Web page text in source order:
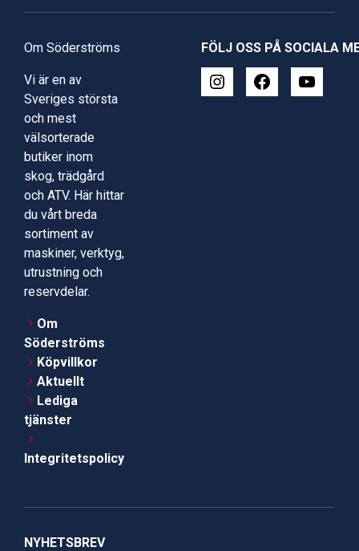
Om Söderströms
Vi är en av
Sveriges största
och mest
välsorterade
butiker inom
skog, trädgård
och ATV. Här hittar
du vårt breda
sortiment av
maskiner, verktyg,
utrustning och
reservdelar.
Om
Söderströms
Köpvillkor
Aktuellt
Lediga
tjänster
Integritetspolicy
FÖLJ OSS PÅ SOCIALA
NYHETSBREV